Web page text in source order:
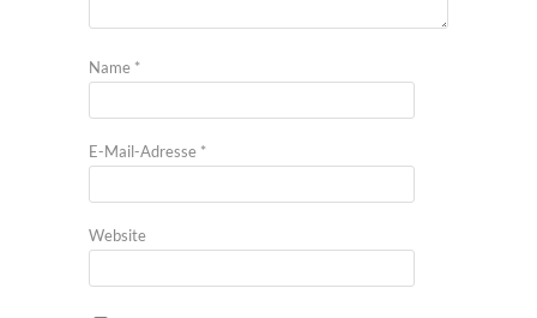
Name *
E-Mail-Adresse *
Website